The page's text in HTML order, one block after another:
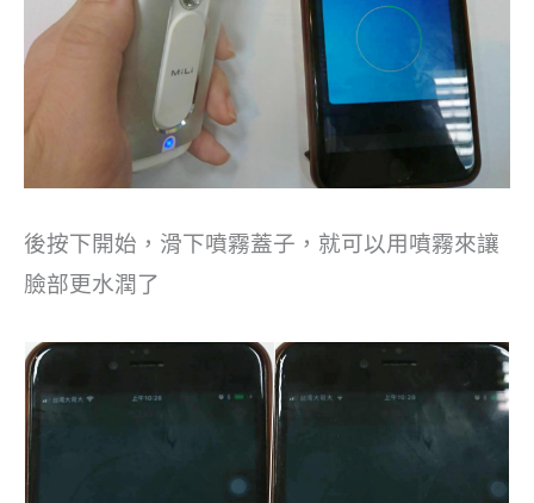
後按下開始，滑下噴霧蓋子，就可以用噴霧來讓
臉部更水潤了